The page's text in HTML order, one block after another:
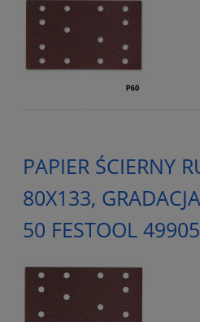
PAPIER ŚCIERNY
80X133,
50 FESTOOL